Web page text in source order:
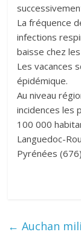
La fréquence
infections
baisse chez
Les vacances
épidémique.
Au niveau
incidences les
100 000
Languedoc-
Pyrénées
← Auchan